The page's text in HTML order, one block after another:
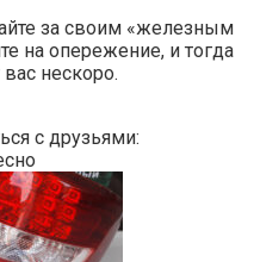
за своим «железным
на опережение, и тогда
нескоро.
с друзьями: